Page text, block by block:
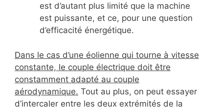
est d’autant plus limité que la machine
est puissante, et ce, pour une question
d’efficacité énergétique.
Dans le cas d’une éolienne qui tourne à vitesse
constante, le couple électrique doit être
constamment adapté au couple
aérodynamique. Tout au plus, on peut essayer
d’intercaler entre les deux extrémités de la